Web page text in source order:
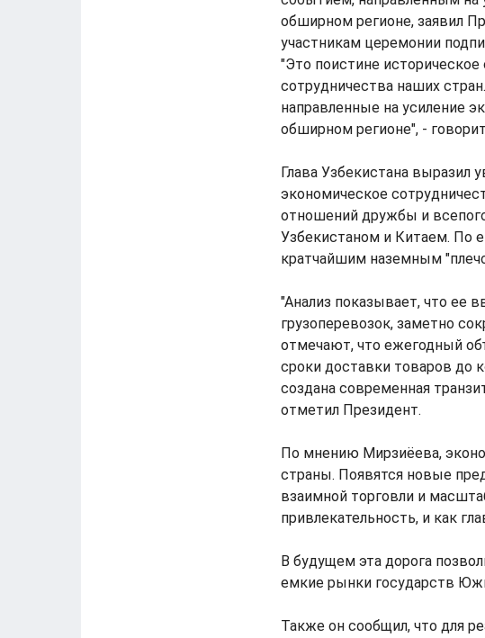
обширном регионе, заявил
участникам церемонии
"Это поистине
сотрудничества наших
направленные на усиление
обширном регионе", -
Глава Узбекистана выразил
экономическое
отношений дружбы и
Узбекистаном и Китаем. По
кратчайшим наземным
"Анализ показывает, что ее
грузоперевозок, заметно
отмечают, что ежегодный
сроки доставки товаров до
создана современная
отметил Президент.
По мнению Мирзиёева,
страны. Появятся новые
взаимной торговли и
привлекательность, и как
В будущем эта дорога
емкие рынки государств
Также он сообщил, что для